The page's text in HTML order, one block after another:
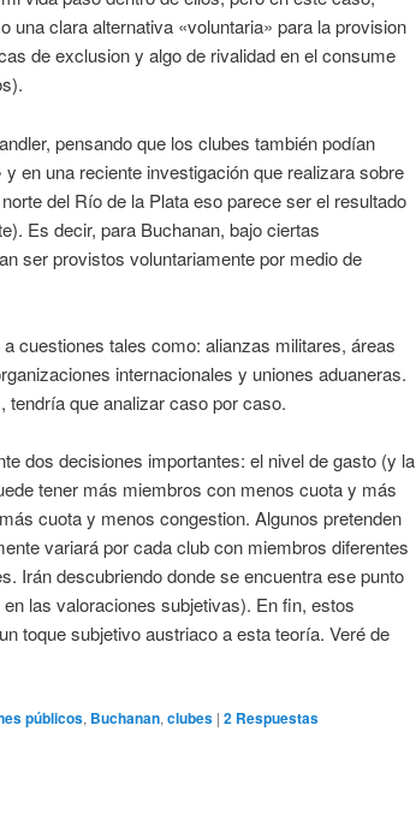
una clara alternativa «voluntaria» para la provision
de exclusion y algo de rivalidad en el consume
pensando que los clubes también podían
en una reciente investigación que realizara sobre
del Río de la Plata eso parece ser el resultado
Es decir, para Buchanan, bajo ciertas
ser provistos voluntariamente por medio de
cuestiones tales como: alianzas militares, áreas
internacionales y uniones aduaneras.
tendría que analizar caso por caso.
dos decisiones importantes: el nivel de gasto (y la
tener más miembros con menos cuota y más
cuota y menos congestion. Algunos pretenden
variará por cada club con miembros diferentes
Irán descubriendo donde se encuentra ese punto
las valoraciones subjetivas). En fin, estos
toque subjetivo austriaco a esta teoría. Veré de
públicos, Buchanan, clubes | 2 Respuestas